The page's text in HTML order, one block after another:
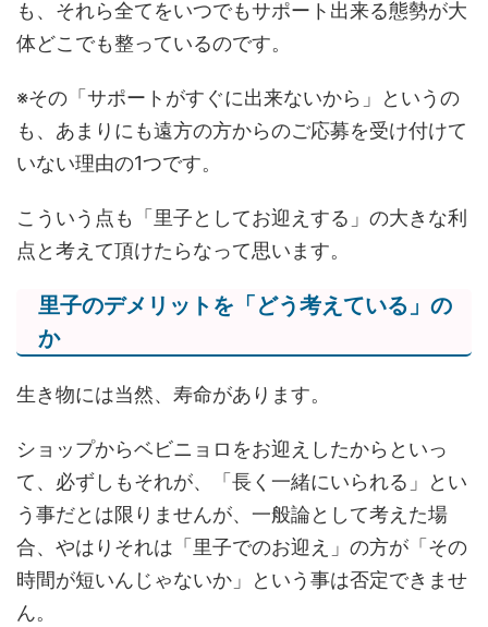
も、それら全てをいつでもサポート出来る態勢が大
体どこでも整っているのです。
※その「サポートがすぐに出来ないから」というの
も、あまりにも遠方の方からのご応募を受け付けて
いない理由の1つです。
こういう点も「里子としてお迎えする」の大きな利
点と考えて頂けたらなって思います。
里子のデメリットを「どう考えている」の
か
生き物には当然、寿命があります。
ショップからベビニョロをお迎えしたからといっ
て、必ずしもそれが、「長く一緒にいられる」とい
う事だとは限りませんが、一般論として考えた場
合、やはりそれは「里子でのお迎え」の方が「その
時間が短いんじゃないか」という事は否定できませ
ん。